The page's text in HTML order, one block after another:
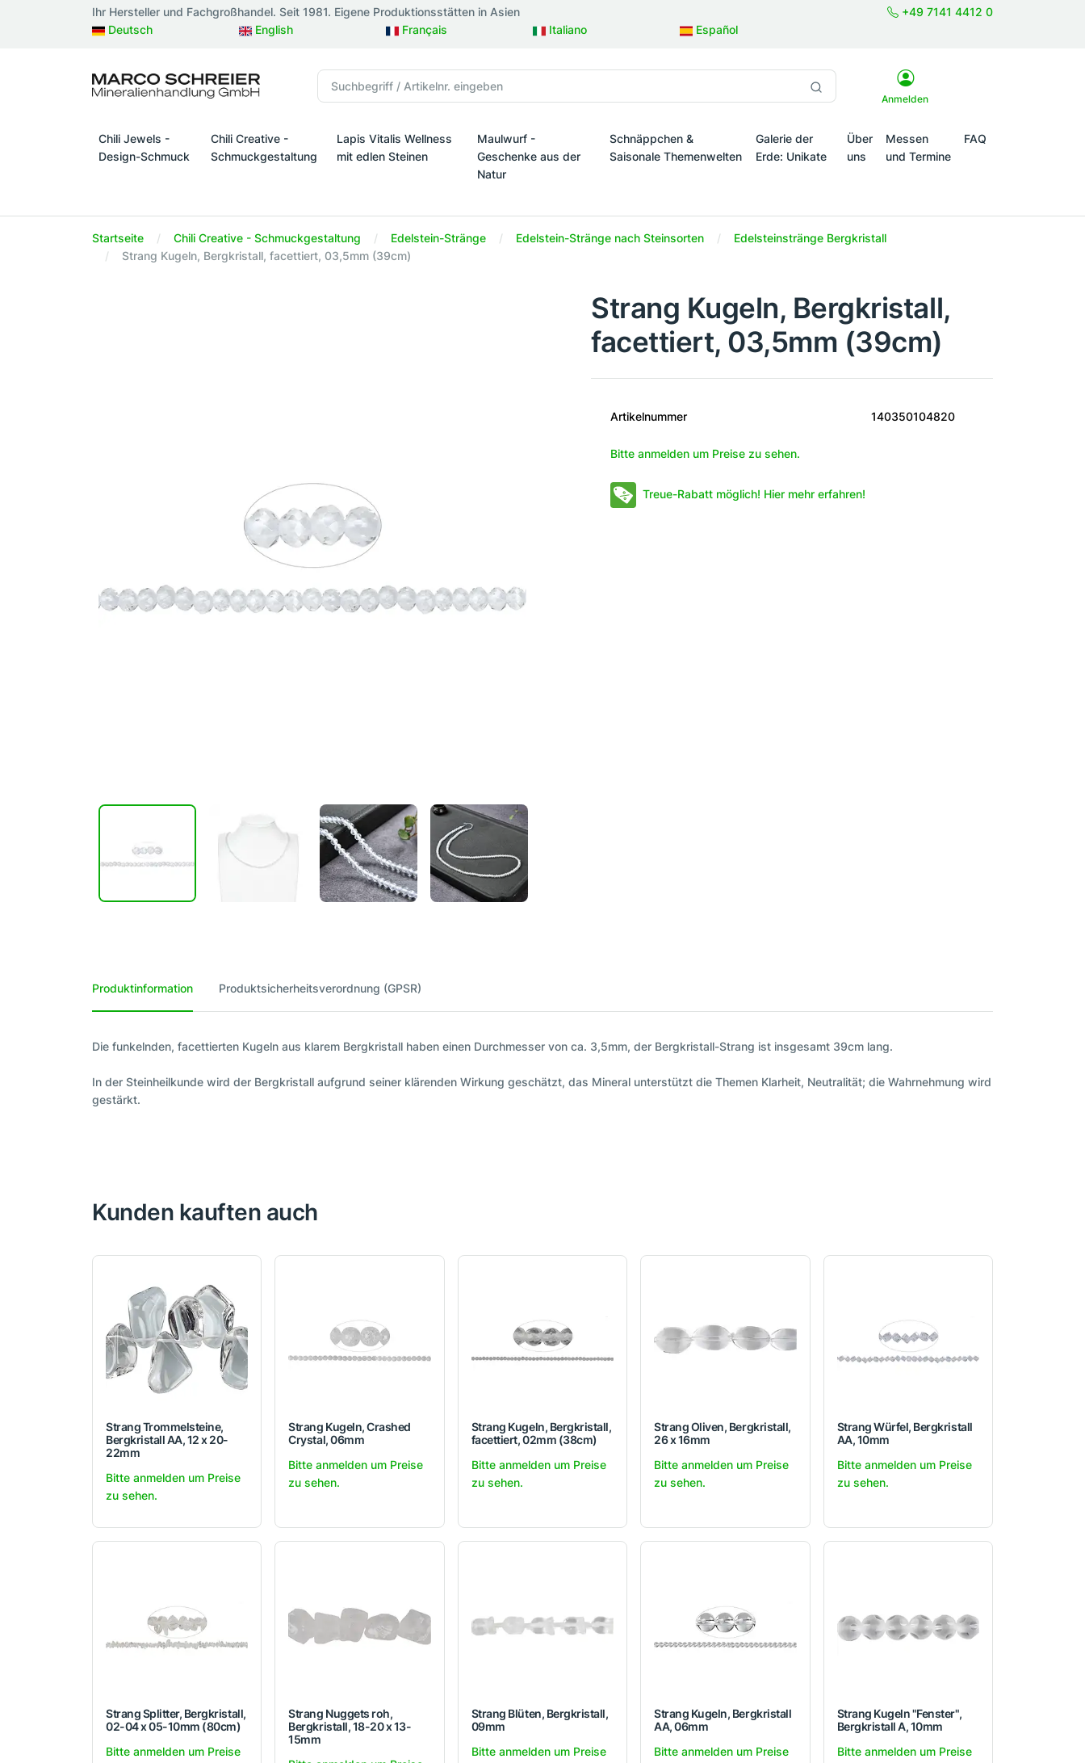
Ihr Hersteller und Fachgroßhandel. Seit 1981. Eigene Produktionsstätten in Asien
+49 7141 4412 0
Deutsch
English Français Italiano Español
Anmelden
Chili Jewels -
Design-Schmuck
Chili Creative -
Schmuckgestaltung
Lapis Vitalis Wellness
mit edlen Steinen
Maulwurf -
Geschenke aus der
Natur
Schnäppchen &
Saisonale Themenwelten
Galerie der
Erde: Unikate
Über
uns
Messen
und Termine
FAQ
Startseite Chili Creative - Schmuckgestaltung Edelstein-Stränge Edelstein-Stränge nach Steinsorten
Edelsteinstränge Bergkristall
Strang Kugeln, Bergkristall, facettiert, 03,5mm (39cm)
Strang Kugeln, Bergkristall,
facettiert, 03,5mm (39cm)
Artikelnummer 140350104820
Bitte anmelden um Preise zu sehen.
Treue-Rabatt möglich! Hier mehr erfahren!
Produktinformation Produktsicherheitsverordnung (GPSR)
Die funkelnden, facettierten Kugeln aus klarem Bergkristall haben einen Durchmesser von ca. 3,5mm, der Bergkristall-Strang ist insgesamt 39cm lang.
In der Steinheilkunde wird der Bergkristall aufgrund seiner klärenden Wirkung geschätzt, das Mineral unterstützt die Themen Klarheit, Neutralität; die Wahrnehmung wird
gestärkt.
Kunden kauften auch
Strang Trommelsteine,
Bergkristall AA, 12 x 20-
22mm
Bitte anmelden um Preise
zu sehen.
Strang Kugeln, Crashed
Crystal, 06mm
Bitte anmelden um Preise
zu sehen.
Strang Kugeln, Bergkristall,
facettiert, 02mm (38cm)
Bitte anmelden um Preise
zu sehen.
Strang Oliven, Bergkristall,
26 x 16mm
Bitte anmelden um Preise
zu sehen.
Strang Würfel, Bergkristall
AA, 10mm
Bitte anmelden um Preise
zu sehen.
Strang Splitter, Bergkristall,
02-04 x 05-10mm (80cm)
Bitte anmelden um Preise
Strang Nuggets roh,
Bergkristall, 18-20 x 13-
15mm
Strang Blüten, Bergkristall,
09mm
Bitte anmelden um Preise
Strang Kugeln, Bergkristall
AA, 06mm
Bitte anmelden um Preise
Strang Kugeln "Fenster",
Bergkristall A, 10mm
Bitte anmelden um Preise